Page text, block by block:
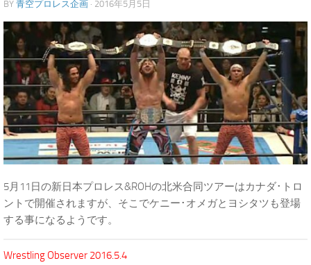
BY 青空プロレス企画 · 2016年5月5日
5月11日の新日本プロレス&ROHの北米合同ツアーはカナダ･トロ
ントで開催されますが、そこでケニー･オメガとヨシタツも登場
する事になるようです。
Wrestling Observer 2016.5.4